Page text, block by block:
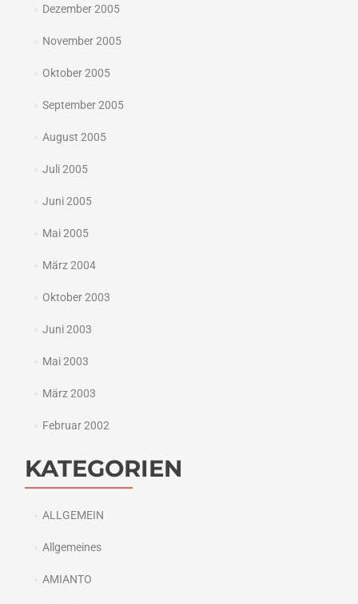
Dezember 2005
November 2005
Oktober 2005
September 2005
August 2005
Juli 2005
Juni 2005
Mai 2005
März 2004
Oktober 2003
Juni 2003
Mai 2003
März 2003
Februar 2002
KATEGORIEN
ALLGEMEIN
Allgemeines
AMIANTO